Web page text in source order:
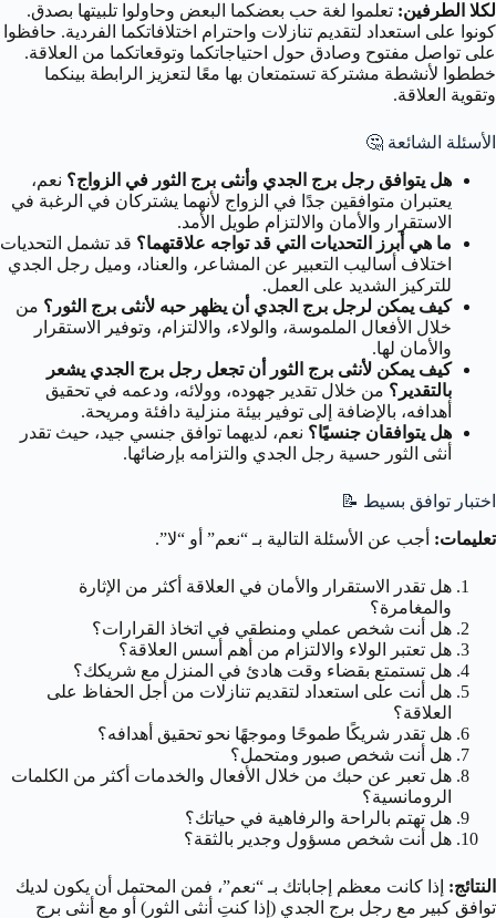
لكلا الطرفين: تعلموا لغة حب بعضكما البعض وحاولوا تلبيتها بصدق.
كونوا على استعداد لتقديم تنازلات واحترام اختلافاتكما الفردية. حافظوا
على تواصل مفتوح وصادق حول احتياجاتكما وتوقعاتكما من العلاقة.
خططوا لأنشطة مشتركة تستمتعان بها معًا لتعزيز الرابطة بينكما
وتقوية العلاقة.
الأسئلة الشائعة 🤔
هل يتوافق رجل برج الجدي وأنثى برج الثور في الزواج؟ نعم،
يعتبران متوافقين جدًا في الزواج لأنهما يشتركان في الرغبة في
الاستقرار والأمان والالتزام طويل الأمد.
ما هي أبرز التحديات التي قد تواجه علاقتهما؟ قد تشمل التحديات
اختلاف أساليب التعبير عن المشاعر، والعناد، وميل رجل الجدي
للتركيز الشديد على العمل.
كيف يمكن لرجل برج الجدي أن يظهر حبه لأنثى برج الثور؟ من
خلال الأفعال الملموسة، والولاء، والالتزام، وتوفير الاستقرار
والأمان لها.
كيف يمكن لأنثى برج الثور أن تجعل رجل برج الجدي يشعر
بالتقدير؟ من خلال تقدير جهوده، وولائه، ودعمه في تحقيق
أهدافه، بالإضافة إلى توفير بيئة منزلية دافئة ومريحة.
هل يتوافقان جنسيًا؟ نعم، لديهما توافق جنسي جيد، حيث تقدر
أنثى الثور حسية رجل الجدي والتزامه بإرضائها.
اختبار توافق بسيط 📝
تعليمات: أجب عن الأسئلة التالية بـ “نعم” أو “لا”.
هل تقدر الاستقرار والأمان في العلاقة أكثر من الإثارة
والمغامرة؟
هل أنت شخص عملي ومنطقي في اتخاذ القرارات؟
هل تعتبر الولاء والالتزام من أهم أسس العلاقة؟
هل تستمتع بقضاء وقت هادئ في المنزل مع شريكك؟
هل أنت على استعداد لتقديم تنازلات من أجل الحفاظ على
العلاقة؟
هل تقدر شريكًا طموحًا وموجهًا نحو تحقيق أهدافه؟
هل أنت شخص صبور ومتحمل؟
هل تعبر عن حبك من خلال الأفعال والخدمات أكثر من الكلمات
الرومانسية؟
هل تهتم بالراحة والرفاهية في حياتك؟
هل أنت شخص مسؤول وجدير بالثقة؟
النتائج: إذا كانت معظم إجاباتك بـ “نعم”، فمن المحتمل أن يكون لديك
توافق كبير مع رجل برج الجدي (إذا كنتِ أنثى الثور) أو مع أنثى برج